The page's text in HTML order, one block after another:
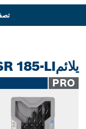
يلائمPRO GSR 185-LI
PRO